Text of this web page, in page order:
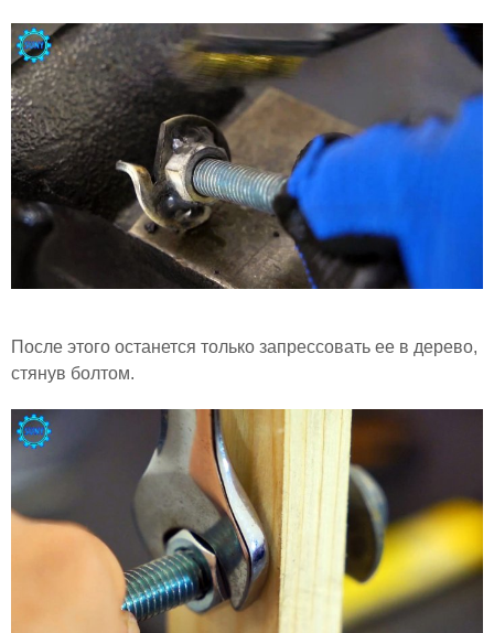
После этого останется только запрессовать ее в дерево,
стянув болтом.